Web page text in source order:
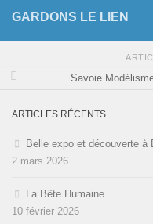
GARDONS LE LIEN
Savoie
ARTICLES RÉCENTS
Belle expo et découverte à
2 mars 2026
La Bête Humaine
10 février 2026